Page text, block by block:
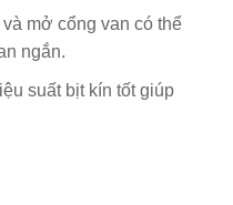
mở cổng van có thể
ngắn.
suất bịt kín tốt giúp